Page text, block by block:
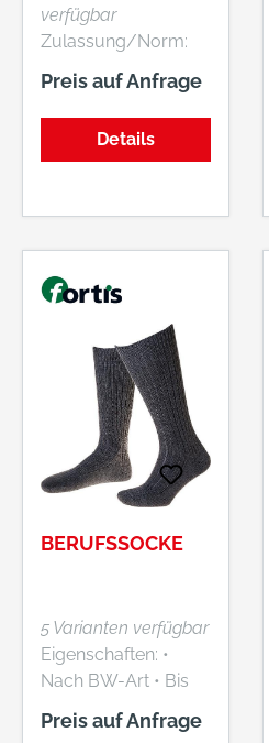
verfügbar
Zulassung/Norm:
EN ISO 20345, S3
SRA Eigenschaften: •
Laschenpolster •
Innensohle
rutschhemmende 2-
Schichten-PUR-
Laufsohle,
antistatisch, öl- und
säurebeständig
Material:
Rindnarbenleder
Sicherheit:
Stahlkappe,
Stahlzwischensohle
Preis auf Anfrage
Details
BERUFSSOCKE
5 Varianten verfügbar
Eigenschaften: •
Nach BW-Art • Bis
Material: 60 %
Preis auf Anfrage